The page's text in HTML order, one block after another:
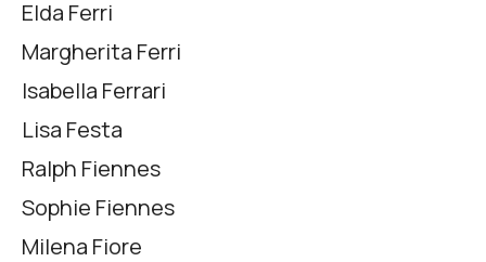
Elda Ferri
Margherita Ferri
Isabella Ferrari
Lisa Festa
Ralph Fiennes
Sophie Fiennes
Milena Fiore